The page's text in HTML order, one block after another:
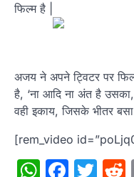
फिल्म है |
अजय ने अपने ट्विटर पर
है, ‘ना आदि ना अंत है
वही इकाय, जिसके भीतर
[rem_video